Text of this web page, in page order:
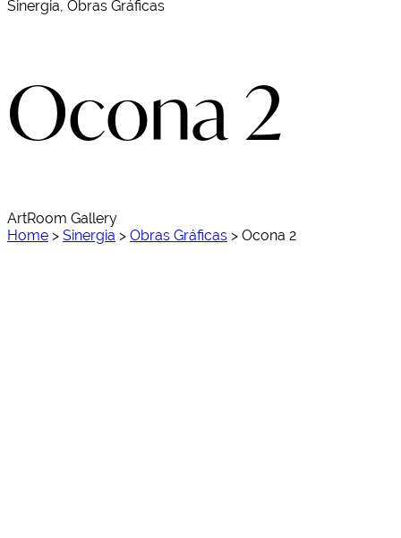
Sinergia, Obras Gráficas
Ocona 2
ArtRoom Gallery
Home > Sinergia > Obras Gráficas > Ocona 2